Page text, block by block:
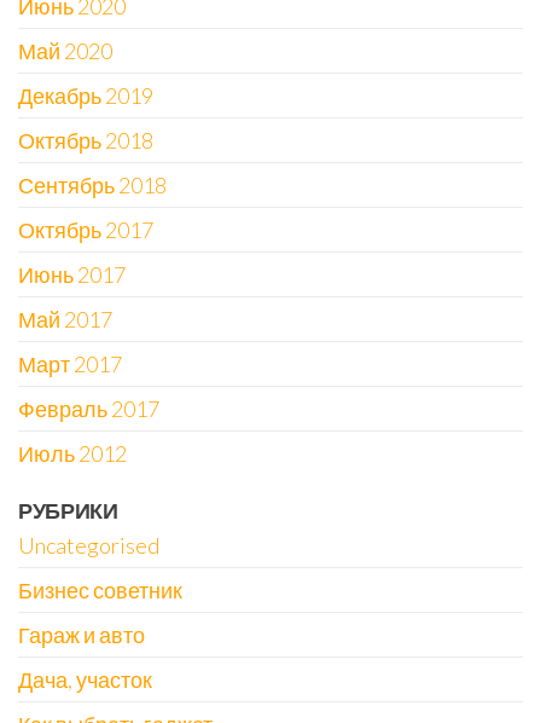
Июнь 2020
Май 2020
Декабрь 2019
Октябрь 2018
Сентябрь 2018
Октябрь 2017
Июнь 2017
Май 2017
Март 2017
Февраль 2017
Июль 2012
РУБРИКИ
Uncategorised
Бизнес советник
Гараж и авто
Дача, участок